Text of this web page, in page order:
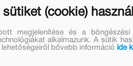
(cookie) használ
megjelenítése és a
alkalmazunk. A sütik
bővebb információ ide